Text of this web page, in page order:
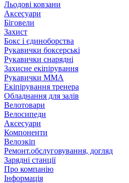
Льодові ковзани
Аксесуари
Біговели
Захист
Бокс і єдиноборства
Рукавички боксерські
Рукавички снарядні
Захисне екіпірування
Рукавички ММА
Екіпірування тренера
Обладнання для залів
Велотовари
Велосипеди
Аксесуари
Компоненти
Велоэкіп
Ремонт.обслуговування, догляд
Зарядні станції
Про компанію
Інформація